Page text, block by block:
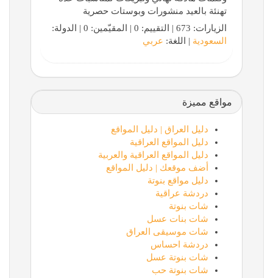
تهنئة بالعيد منشورات وبوستات حصرية
الزيارات: 673 | التقييم: 0 | المقيّمين: 0 | الدولة:
السعودية | اللغة: عربي
مواقع مميزة
دليل العراق | دليل المواقع
دليل المواقع العراقية
دليل المواقع العراقية والعربية
أضف موقعك | دليل المواقع
دليل مواقع بنوتة
دردشة عراقية
شات بنوتة
شات بنات عسل
شات موسيقى العراق
دردشة احساس
شات بنوتة عسل
شات بنوتة حب